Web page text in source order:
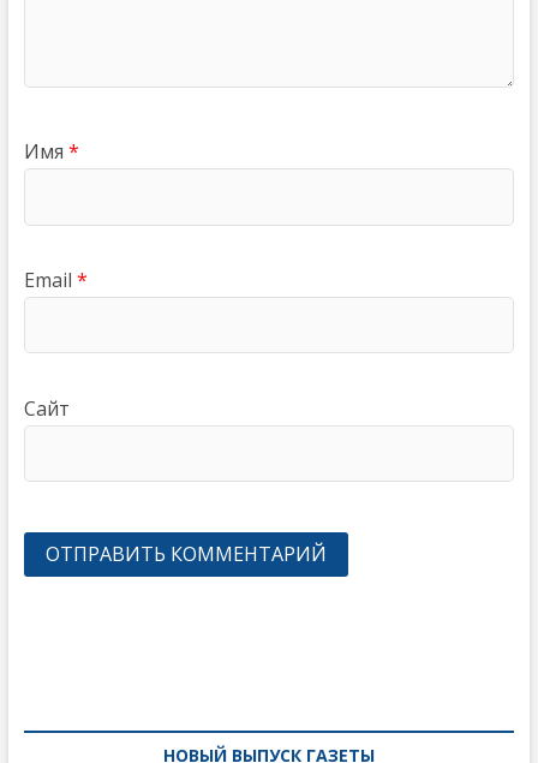
Имя *
Email *
Сайт
НОВЫЙ ВЫПУСК ГАЗЕТЫ